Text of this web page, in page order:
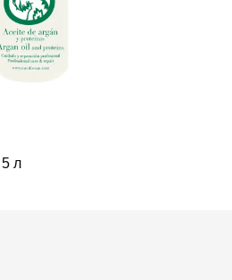
5 л